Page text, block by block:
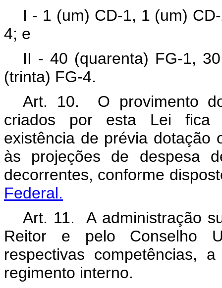
I - 1 (um) CD-1, 1 (um)
4; e
II - 40 (quarenta) FG-1,
(trinta) FG-4.
Art. 10. O provimento
criados por esta Lei fica
existência de prévia dotação
às projeções de despesa
decorrentes, conforme
Federal.
Art. 11. A administração
Reitor e pelo Conselho
respectivas competências,
regimento interno.